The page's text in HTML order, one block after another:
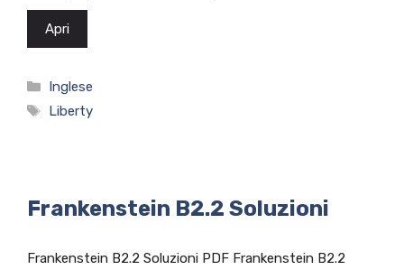
Apri
Categorie
Inglese
Tag
Liberty
Frankenstein B2.2 Soluzioni
Frankenstein B2.2 Soluzioni PDF Frankenstein B2.2